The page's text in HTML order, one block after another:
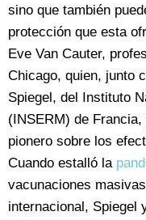
sino que también
protección que esta
Eve Van Cauter,
Chicago, quien, junto
Spiegel, del Instituto
(INSERM) de
pionero sobre los
Cuando estalló la
vacunaciones
internacional, Spiegel